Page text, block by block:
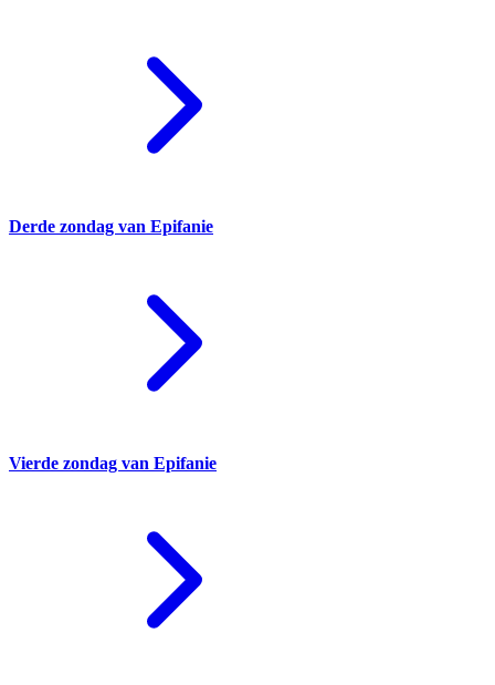
Derde zondag van Epifanie
Vierde zondag van Epifanie